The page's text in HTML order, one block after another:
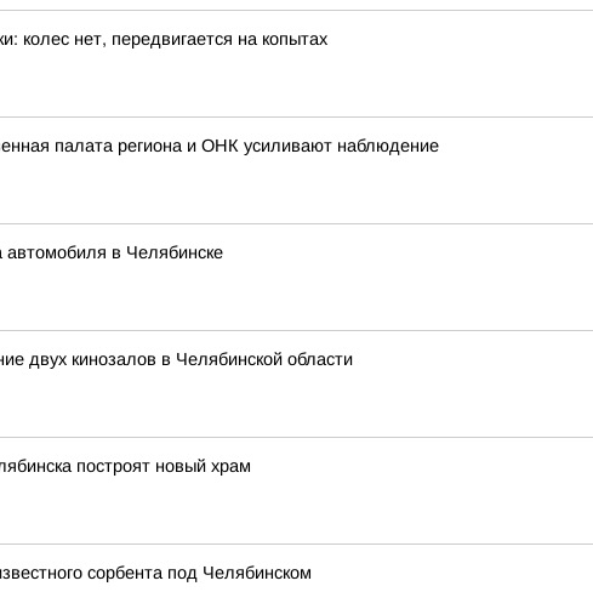
колес нет, передвигается на копытах
палата региона и ОНК усиливают наблюдение
в Челябинске
двух кинозалов в Челябинской области
построят новый храм
сорбента под Челябинском